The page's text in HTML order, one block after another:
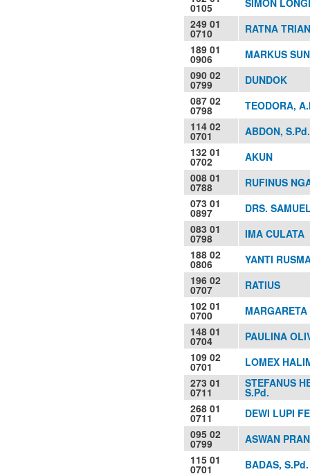
0105
249 01
0710
RATNA
189 01
0906
MARKUS
090 02
0799
DUNDOK
087 02
0798
TEODORA,
114 02
0701
ABDON, S.Pd.
132 01
0702
AKUN
008 01
0788
RUFINUS
073 01
0897
DRS.
083 01
0798
IMA CULATA
188 02
0806
YANTI
196 02
0707
RATIUS
102 01
0700
148 01
0704
PAULINA
109 02
0701
LOMEX
273 01
0711
STEFANUS
S.Pd.
268 01
0711
DEWI LUPI
095 02
0799
ASWAN
115 01
0701
BADAS, S.Pd.